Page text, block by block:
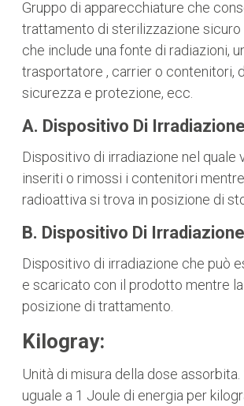
Gruppo di apparecchiature che
trattamento di sterilizzazione sicuro
che include una fonte di radiazioni,
trasportatore , carrier o contenitori,
sicurezza e protezione, ecc.
A. Dispositivo Di
Dispositivo di irradiazione nel quale
inseriti o rimossi i contenitori
radioattiva si trova in posizione di
B. Dispositivo Di
Dispositivo di irradiazione che può
e scaricato con il prodotto mentre
posizione di trattamento.
Kilogray:
Unità di misura della dose assorbita.
uguale a 1 Joule di energia per